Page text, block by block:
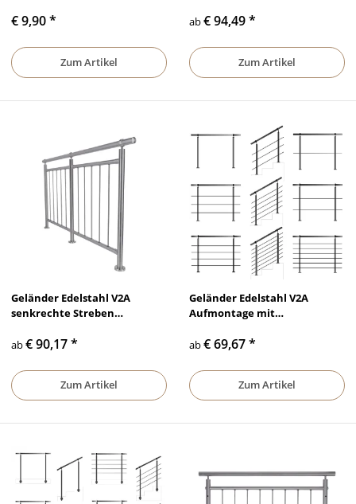
€ 9,90*
Zum Artikel
ab€ 94,49*
Zum Artikel
Geländer Edelstahl V2A
senkrechte Streben
ab€ 90,17*
Zum Artikel
Geländer Edelstahl V2A
Aufmontage mit
ab€ 69,67*
Zum Artikel